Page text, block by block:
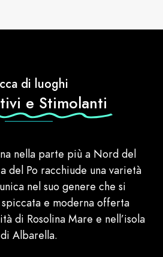
di luoghi
e Stimolanti
nella parte più a Nord del
del Po racchiude una varietà
nel suo genere che si
e moderna offerta
di Rosolina Mare e nell’isola
di Albarella.